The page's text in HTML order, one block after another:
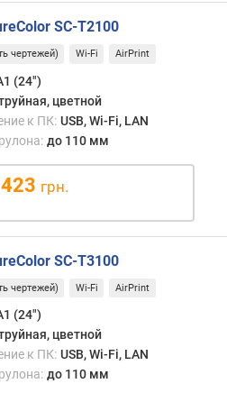
SC-T2100
чертежей) Wi-Fi AirPrint
(24")
цветной
к ПК: USB, Wi-Fi, LAN
до 110 мм
грн.
SC-T3100
чертежей) Wi-Fi AirPrint
(24")
цветной
к ПК: USB, Wi-Fi, LAN
до 110 мм